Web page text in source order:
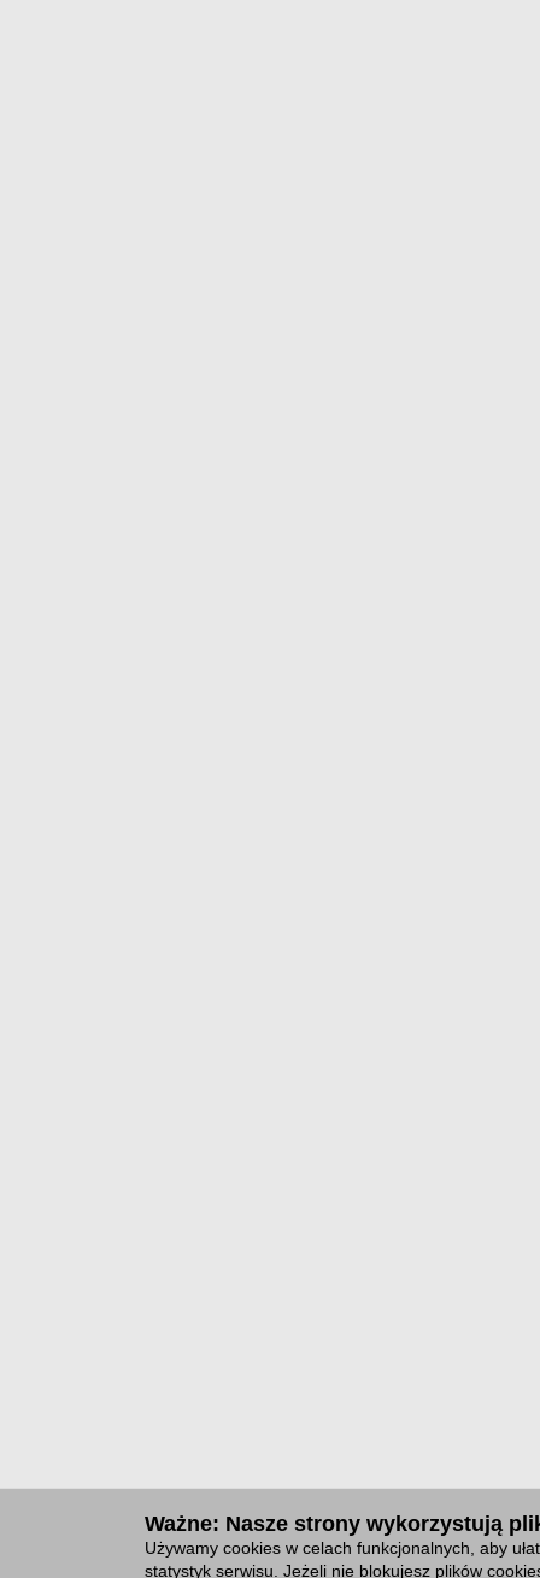
Ważne: Nasze strony wykorzystują
Używamy cookies w celach funkcjonalnych, aby
statystyk serwisu. Jeżeli nie blokujesz plików